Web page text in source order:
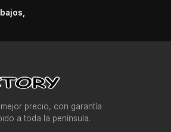
para comprar más rápido
precio, con garantía
a toda la península.